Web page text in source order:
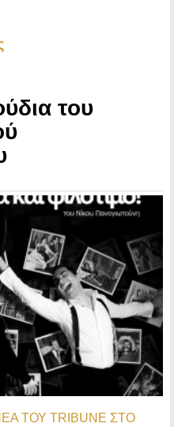
του
ΤΟΥ TRIBUNE ΣΤΟ